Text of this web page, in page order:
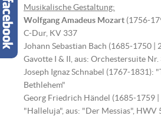
Musikalische Gestaltung:
Wolfgang Amadeus Mozart (1756-
C-Dur, KV 337
Johann Sebastian Bach (1685-1750 |
Gavotte I & II, aus: Orchestersuite
Joseph Ignaz Schnabel (1767-1831):
Bethlehem"
Georg Friedrich Händel (1685-1759 |
"Halleluja", aus: "Der Messias", HWV